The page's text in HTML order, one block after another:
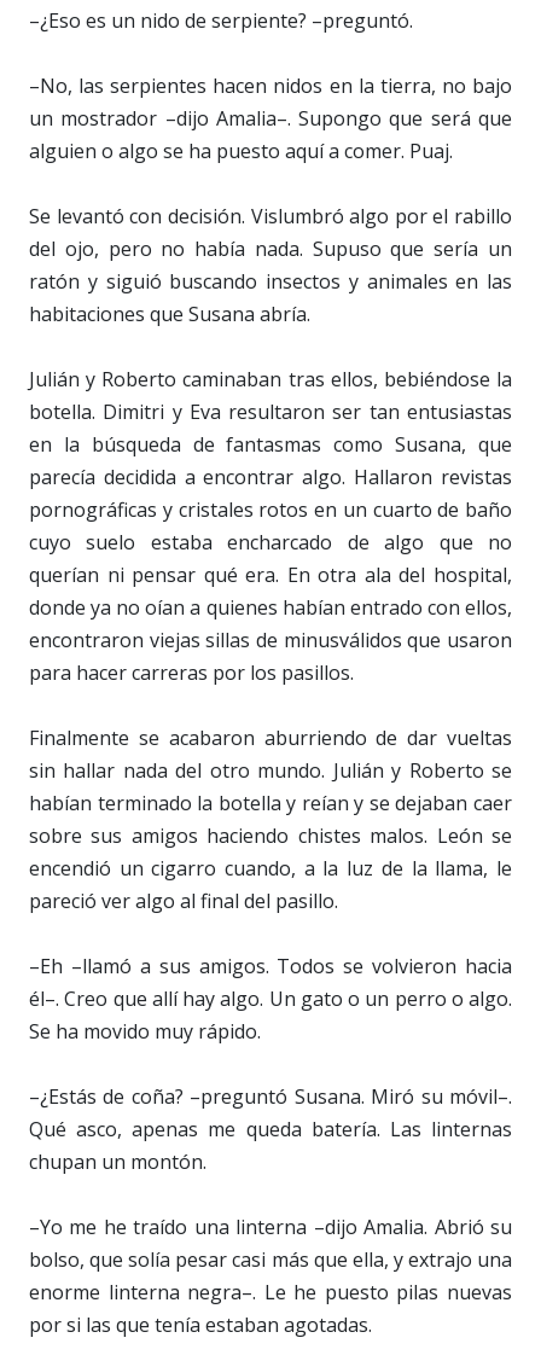
–¿Eso es un nido de serpiente? –preguntó.
–No, las serpientes hacen nidos en la tierra, no bajo
un mostrador –dijo Amalia–. Supongo que será que
alguien o algo se ha puesto aquí a comer. Puaj.
Se levantó con decisión. Vislumbró algo por el rabillo
del ojo, pero no había nada. Supuso que sería un
ratón y siguió buscando insectos y animales en las
habitaciones que Susana abría.
Julián y Roberto caminaban tras ellos, bebiéndose la
botella. Dimitri y Eva resultaron ser tan entusiastas
en la búsqueda de fantasmas como Susana, que
parecía decidida a encontrar algo. Hallaron revistas
pornográficas y cristales rotos en un cuarto de baño
cuyo suelo estaba encharcado de algo que no
querían ni pensar qué era. En otra ala del hospital,
donde ya no oían a quienes habían entrado con ellos,
encontraron viejas sillas de minusválidos que usaron
para hacer carreras por los pasillos.
Finalmente se acabaron aburriendo de dar vueltas
sin hallar nada del otro mundo. Julián y Roberto se
habían terminado la botella y reían y se dejaban caer
sobre sus amigos haciendo chistes malos. León se
encendió un cigarro cuando, a la luz de la llama, le
pareció ver algo al final del pasillo.
–Eh –llamó a sus amigos. Todos se volvieron hacia
él–. Creo que allí hay algo. Un gato o un perro o algo.
Se ha movido muy rápido.
–¿Estás de coña? –preguntó Susana. Miró su móvil–.
Qué asco, apenas me queda batería. Las linternas
chupan un montón.
–Yo me he traído una linterna –dijo Amalia. Abrió su
bolso, que solía pesar casi más que ella, y extrajo una
enorme linterna negra–. Le he puesto pilas nuevas
por si las que tenía estaban agotadas.